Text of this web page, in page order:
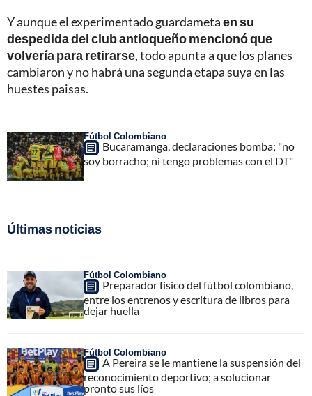
Y aunque el experimentado guardametaen su
despedida del club antioqueño mencionó que
volvería para retirarse, todo apunta a que los planes
cambiaron y no habrá una segunda etapa suya en las
huestes paisas.
Fútbol Colombiano
Bucaramanga, declaraciones bomba; "no
soy borracho; ni tengo problemas con el DT"
Últimas noticias
Fútbol Colombiano
Preparador físico del fútbol colombiano,
entre los entrenos y escritura de libros para
dejar huella
Fútbol Colombiano
A Pereira se le mantiene la suspensión del
reconocimiento deportivo; a solucionar
pronto sus líos